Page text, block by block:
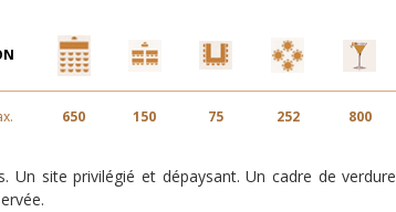
650 150 75 252 800
Un site privilégié et dépaysant. Un cadre de verdure